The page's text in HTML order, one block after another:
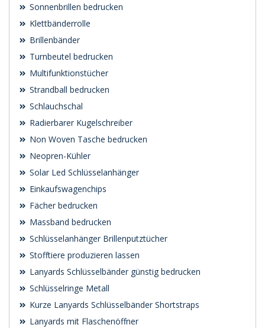
Sonnenbrillen bedrucken
Klettbänderrolle
Brillenbänder
Turnbeutel bedrucken
Multifunktionstücher
Strandball bedrucken
Schlauchschal
Radierbarer Kugelschreiber
Non Woven Tasche bedrucken
Neopren-Kühler
Solar Led Schlüsselanhänger
Einkaufswagenchips
Fächer bedrucken
Massband bedrucken
Schlüsselanhänger Brillenputztücher
Stofftiere produzieren lassen
Lanyards Schlüsselbänder günstig bedrucken
Schlüsselringe Metall
Kurze Lanyards Schlüsselbänder Shortstraps
Lanyards mit Flaschenöffner